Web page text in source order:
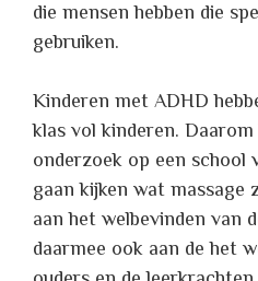
die mensen hebben die
gebruiken.
Kinderen met ADHD
klas vol kinderen.
onderzoek op een school
gaan kijken wat massage
aan het welbevinden van
daarmee ook aan de het